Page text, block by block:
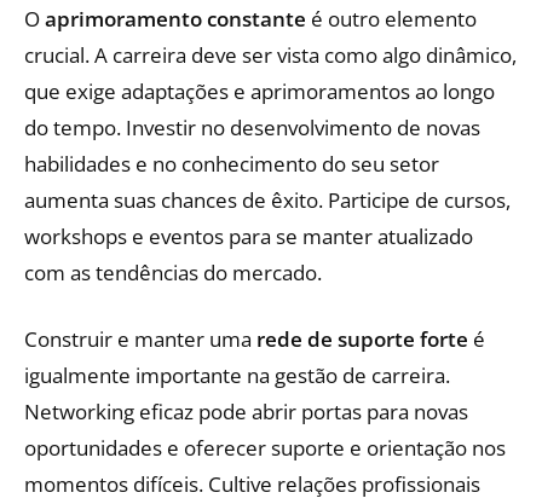
Oaprimoramento constante é outro elemento
crucial. A carreira deve ser vista como algo dinâmico,
que exige adaptações e aprimoramentos ao longo
do tempo. Investir no desenvolvimento de novas
habilidades e no conhecimento do seu setor
aumenta suas chances de êxito. Participe de cursos,
workshops e eventos para se manter atualizado
com as tendências do mercado.
Construir e manter uma rede de suporte forte é
igualmente importante na gestão de carreira.
Networking eficaz pode abrir portas para novas
oportunidades e oferecer suporte e orientação nos
momentos difíceis. Cultive relações profissionais